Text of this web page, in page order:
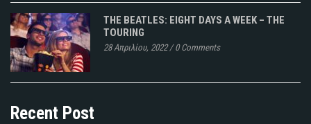
THE BEATLES: EIGHT DAYS A WEEK – THE
TOURING
28 Απριλίου, 2022/0 Comments
Recent Post